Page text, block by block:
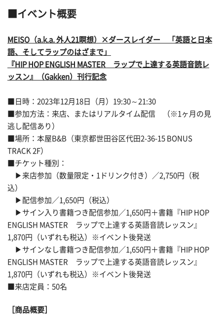
■イベント概要
MEISO（a.k.a. 外人21瞑想）×ダースレイダー 「英語と日本
語、そしてラップのはざまで」
『HIP HOP ENGLISH MASTER ラップで上達する英語音読レ
ッスン』（Gakken）刊行記念
■日時：2023年12月18日（月）19:30～21:30
■参加方法：来店、またはリアルタイム配信 （※1ヶ月の見
逃し配信あり）
■場所：本屋B&B（東京都世田谷区代田2-36-15 BONUS
TRACK 2F）
■チケット種別：
▶来店参加（数量限定・1ドリンク付き）／2,750円（税
込）
▶配信参加／1,650円（税込）
▶サイン入り書籍つき配信参加／1,650円＋書籍『HIP HOP
ENGLISH MASTER ラップで上達する英語音読レッスン』
1,870円（いずれも税込）※イベント後発送
▶サインなし書籍つき配信参加／1,650円＋書籍『HIP HOP
ENGLISH MASTER ラップで上達する英語音読レッスン』
1,870円（いずれも税込）※イベント後発送
■来店定員：50名
［商品概要］